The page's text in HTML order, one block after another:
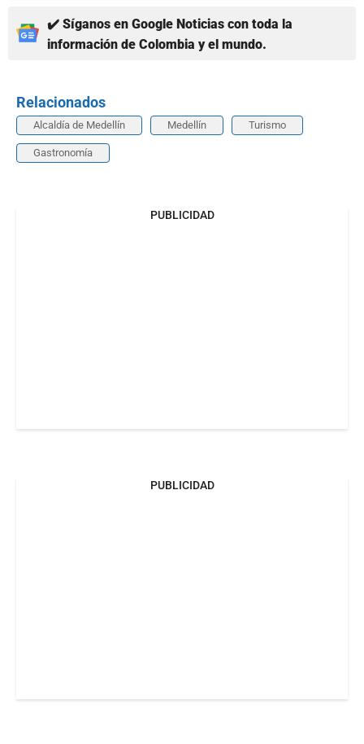
✔️ Síganos en Google Noticias con toda la
información de Colombia y el mundo.
Relacionados
Alcaldía de Medellín Medellín Turismo
Gastronomía
PUBLICIDAD
PUBLICIDAD